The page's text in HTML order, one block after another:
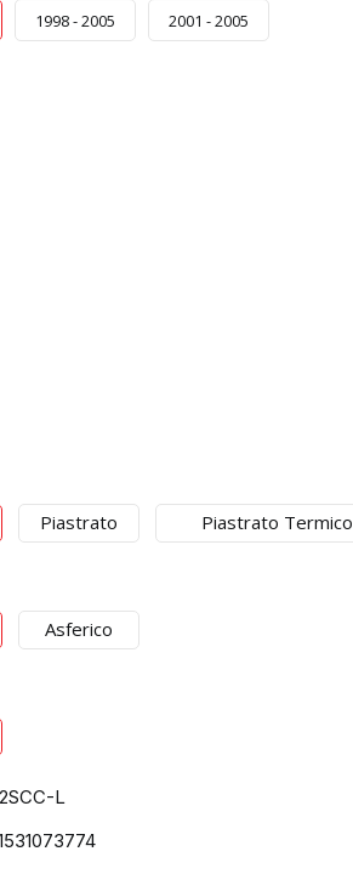
1998 - 2005 2001 - 2005
Piastrato Piastrato Termico
Asferico
L